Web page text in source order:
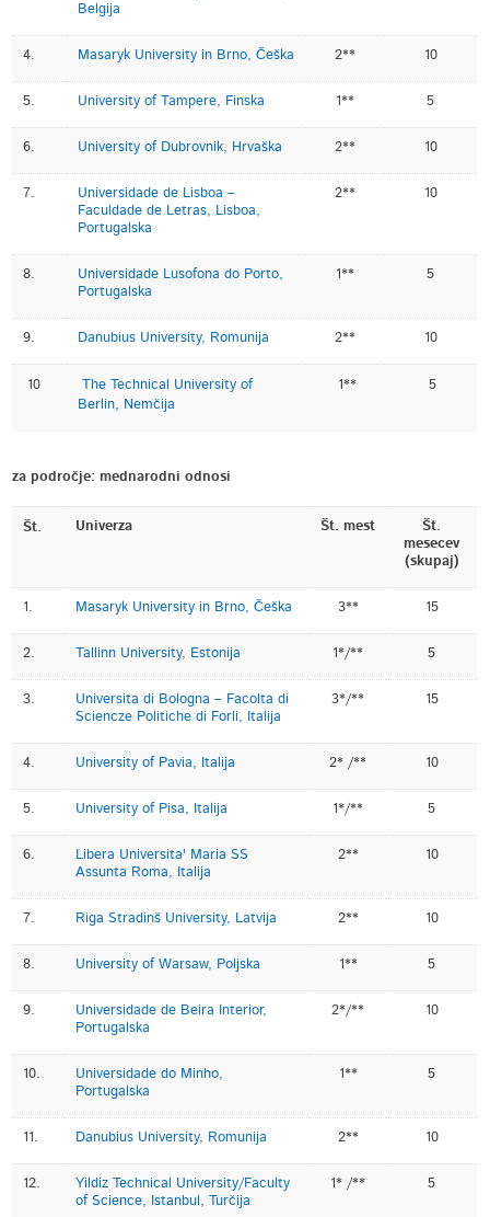
Belgija
4. Masaryk University in Brno, Češka 2** 10
5. University of Tampere, Finska 1** 5
6. University of Dubrovnik, Hrvaška 2** 10
7.
Universidade de Lisboa –
Faculdade de Letras, Lisboa,
Portugalska
2** 10
8.
Universidade Lusofona do Porto,
Portugalska
1** 5
9. Danubius University, Romunija 2** 10
10
The Technical University of
Berlin, Nemčija
1** 5
za področje: mednarodni odnosi
Št. Univerza Št. mest
Št.
mesecev
(skupaj)
1. Masaryk University in Brno, Češka 3** 15
2. Tallinn University, Estonija 1*/** 5
3.
Universita di Bologna – Facolta di
Sciencze Politiche di Forli, Italija
3*/** 15
4. University of Pavia, Italija 2* /** 10
5. University of Pisa, Italija 1*/** 5
6.
Libera Universita' Maria SS
Assunta Roma, Italija
2** 10
7. Riga Stradinš University, Latvija 2** 10
8. University of Warsaw, Poljska 1** 5
9.
Universidade de Beira Interior,
Portugalska
2*/** 10
10.
Universidade do Minho,
Portugalska
1** 5
11. Danubius University, Romunija 2** 10
12.
Yildiz Technical University/Faculty
of Science, Istanbul, Turčija
1* /** 5